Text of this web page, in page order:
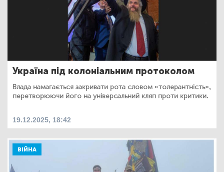
Україна під колоніальним протоколом
Влада намагається закривати рота словом «толерантність»,
перетворюючи його на універсальний кляп проти критики.
19.12.2025, 18:42
ВІЙНА